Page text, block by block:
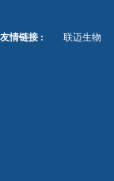
友情链接 : 联迈生物